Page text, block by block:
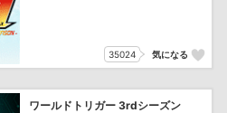
35024 気になる
ワールドトリガー 3rdシーズン